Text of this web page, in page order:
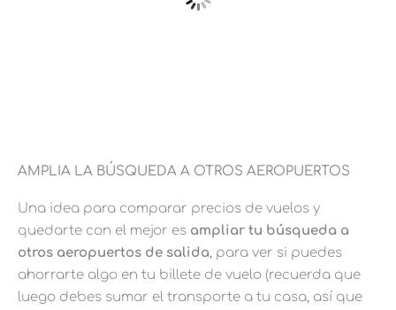
AMPLIA LA BÚSQUEDA A OTROS AEROPUERTOS
Una idea para comparar precios de vuelos y
quedarte con el mejor es ampliar tu búsqueda a
otros aeropuertos de salida, para ver si puedes
ahorrarte algo en tu billete de vuelo (recuerda que
luego debes sumar el transporte a tu casa, así que